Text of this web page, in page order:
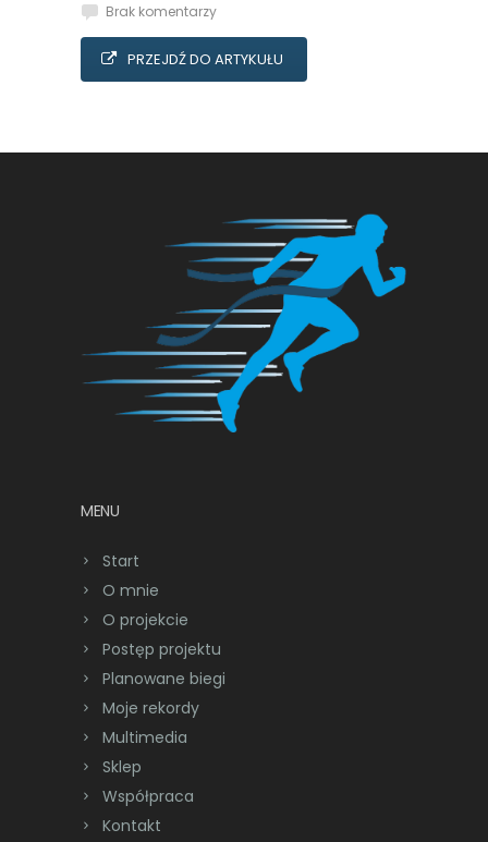
Brak komentarzy
PRZEJDŹ DO ARTYKUŁU
MENU
Start
O mnie
O projekcie
Postęp projektu
Planowane biegi
Moje rekordy
Multimedia
Sklep
Współpraca
Kontakt